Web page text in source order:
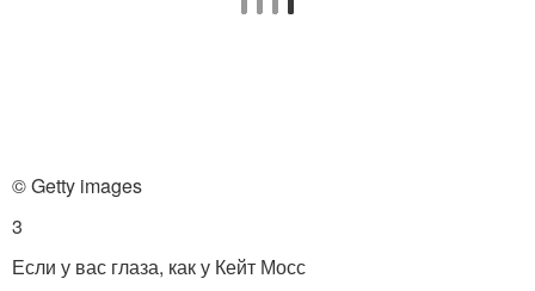
© Getty images
3
Если у вас глаза, как у Кейт Мосс